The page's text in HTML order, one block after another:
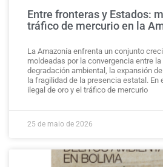
Entre fronteras y Estados:
tráfico de mercurio en la
La Amazonía enfrenta un conjunto
moldeadas por la convergencia entre
degradación ambiental, la expansión
la fragilidad de la presencia estatal.
ilegal de oro y el tráfico de mercurio
25 de maio de 2026